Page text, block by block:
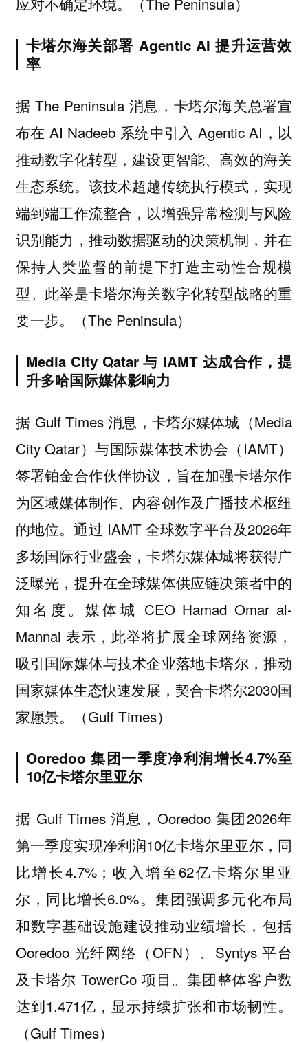
卡塔尔海关部署 Agentic AI 提升运营效
率
据 The Peninsula 消息，卡塔尔海关总署宣
布在 AI Nadeeb 系统中引入 Agentic AI，以
推动数字化转型，建设更智能、高效的海关
生态系统。该技术超越传统执行模式，实现
端到端工作流整合，以增强异常检测与风险
识别能力，推动数据驱动的决策机制，并在
保持人类监督的前提下打造主动性合规模
型。此举是卡塔尔海关数字化转型战略的重
要一步。（The Peninsula）
Media City Qatar 与 IAMT 达成合作，提
升多哈国际媒体影响力
据 Gulf Times 消息，卡塔尔媒体城（Media
City Qatar）与国际媒体技术协会（IAMT）
签署铂金合作伙伴协议，旨在加强卡塔尔作
为区域媒体制作、内容创作及广播技术枢纽
的地位。通过 IAMT 全球数字平台及2026年
多场国际行业盛会，卡塔尔媒体城将获得广
泛曝光，提升在全球媒体供应链决策者中的
知名度。媒体城 CEO Hamad Omar al-
Mannai 表示，此举将扩展全球网络资源，
吸引国际媒体与技术企业落地卡塔尔，推动
国家媒体生态快速发展，契合卡塔尔2030国
家愿景。（Gulf Times）
Ooredoo 集团一季度净利润增长4.7%至
10亿卡塔尔里亚尔
据 Gulf Times 消息，Ooredoo 集团2026年
第一季度实现净利润10亿卡塔尔里亚尔，同
比增长4.7%；收入增至62亿卡塔尔里亚
尔，同比增长6.0%。集团强调多元化布局
和数字基础设施建设推动业绩增长，包括
Ooredoo 光纤网络（OFN）、Syntys 平台
及卡塔尔 TowerCo 项目。集团整体客户数
达到1.471亿，显示持续扩张和市场韧性。
（Gulf Times）